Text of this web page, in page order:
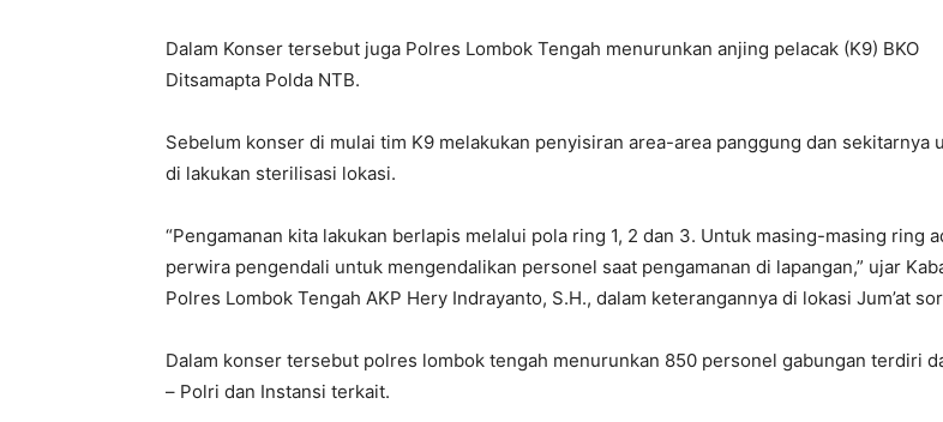
Dalam Konser tersebut juga Polres Lombok Tengah menurunkan anjing pelacak (K9) BKO
Ditsamapta Polda NTB.
Sebelum konser di mulai tim K9 melakukan penyisiran area-area panggung dan sekitarnya
di lakukan sterilisasi lokasi.
“Pengamanan kita lakukan berlapis melalui pola ring 1, 2 dan 3. Untuk masing-masing ring
perwira pengendali untuk mengendalikan personel saat pengamanan di lapangan,” ujar
Polres Lombok Tengah AKP Hery Indrayanto, S.H., dalam keterangannya di lokasi Jum’at
Dalam konser tersebut polres lombok tengah menurunkan 850 personel gabungan terdiri
– Polri dan Instansi terkait.